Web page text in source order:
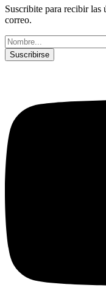
Suscribite para recibir las
correo.
Suscribirse